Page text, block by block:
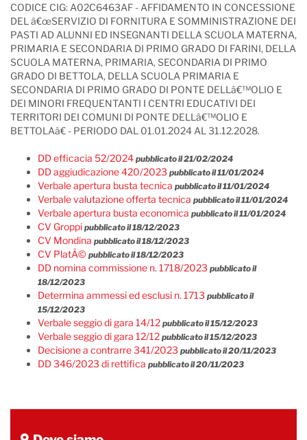
CODICE CIG: A02C6463AF - AFFIDAMENTO IN CONCESSIONE
DEL â€œSERVIZIO DI FORNITURA E SOMMINISTRAZIONE DEI
PASTI AD ALUNNI ED INSEGNANTI DELLA SCUOLA MATERNA,
PRIMARIA E SECONDARIA DI PRIMO GRADO DI FARINI, DELLA
SCUOLA MATERNA, PRIMARIA, SECONDARIA DI PRIMO
GRADO DI BETTOLA, DELLA SCUOLA PRIMARIA E
SECONDARIA DI PRIMO GRADO DI PONTE DELLâ€™OLIO E
DEI MINORI FREQUENTANTI I CENTRI EDUCATIVI DEI
TERRITORI DEI COMUNI DI PONTE DELLâ€™OLIO E
BETTOLAâ€ - PERIODO DAL 01.01.2024 AL 31.12.2028.
DD efficacia 52/2024 pubblicato il 21/02/2024
DD aggiudicazione 420/2023 pubblicato il 11/01/2024
Verbale apertura busta tecnica pubblicato il 11/01/2024
Verbale valutazione offerta tecnica pubblicato il 11/01/2024
Verbale apertura busta economica pubblicato il 11/01/2024
CV Groppi pubblicato il 18/12/2023
CV Mondina pubblicato il 18/12/2023
CV PlatÃ© pubblicato il 18/12/2023
DD nomina commissione n. 1718/2023 pubblicato il
18/12/2023
Determina ammessi ed esclusi n. 1713 pubblicato il
15/12/2023
Verbale seggio di gara 14/12 pubblicato il 15/12/2023
Verbale seggio di gara 12/12 pubblicato il 15/12/2023
Decisione a contrarre 341/2023 pubblicato il 20/11/2023
DD 346/2023 di rettifica pubblicato il 20/11/2023